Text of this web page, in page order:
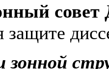
совет
защите
зонной